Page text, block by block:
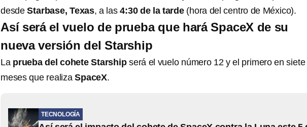
desdeStarbase, Texas, a las4:30 de la tarde(hora del centro de México).
Así será el vuelo de prueba que hará SpaceX de su
nueva versión del Starship
La prueba del cohete Starshipserá el vuelo número 12 y el primero en siete
meses que realizaSpaceX.
TECNOLOGÍA